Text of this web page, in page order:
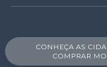
CONHEÇA AS
COMPRAR